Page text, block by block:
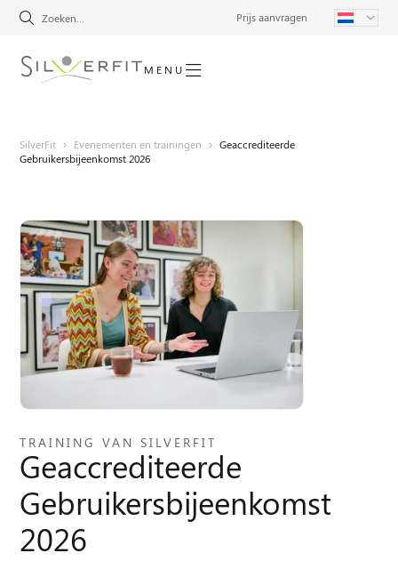
Prijs aanvragen
MENU
SilverFit › Evenementen en trainingen › Geaccrediteerde
Gebruikersbijeenkomst 2026
TRAINING VAN SILVERFIT
Geaccrediteerde
Gebruikersbijeenkomst
2026